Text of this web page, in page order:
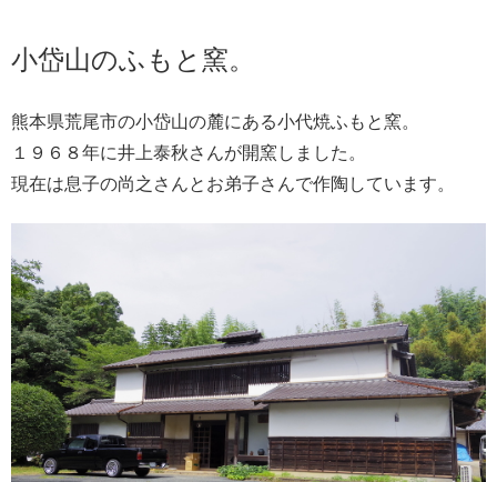
小岱山のふもと窯。
熊本県荒尾市の小岱山の麓にある小代焼ふもと窯。
１９６８年に井上泰秋さんが開窯しました。
現在は息子の尚之さんとお弟子さんで作陶しています。